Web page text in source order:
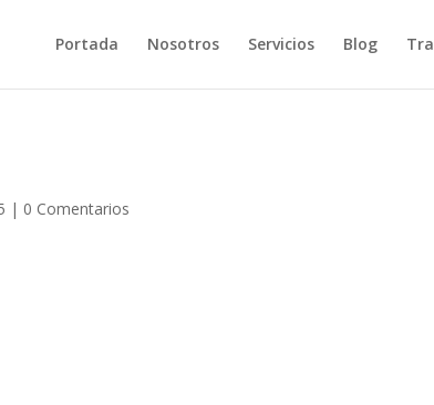
Portada Nosotros Servicios Blog
| 0 Comentarios